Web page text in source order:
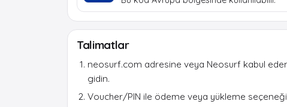
Talimatlar
neosurf.com adresine veya Neosurf kabul
gidin.
Voucher/PIN ile ödeme veya yükleme